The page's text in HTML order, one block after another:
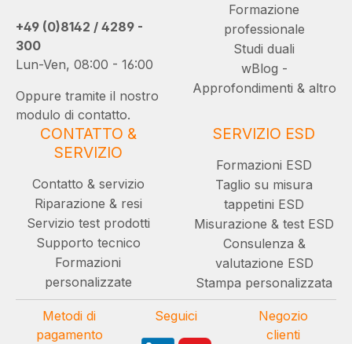
+49 (0)8142 / 4289 -
300
Lun-Ven, 08:00 - 16:00
Oppure tramite il nostro
modulo di contatto.
Formazione
professionale
Studi duali
wBlog -
Approfondimenti & altro
CONTATTO &
SERVIZIO
Contatto & servizio
Riparazione & resi
Servizio test prodotti
Supporto tecnico
Formazioni
personalizzate
SERVIZIO ESD
Formazioni ESD
Taglio su misura
tappetini ESD
Misurazione & test ESD
Consulenza &
valutazione ESD
Stampa personalizzata
Metodi di
pagamento
Seguici
Negozio
clienti